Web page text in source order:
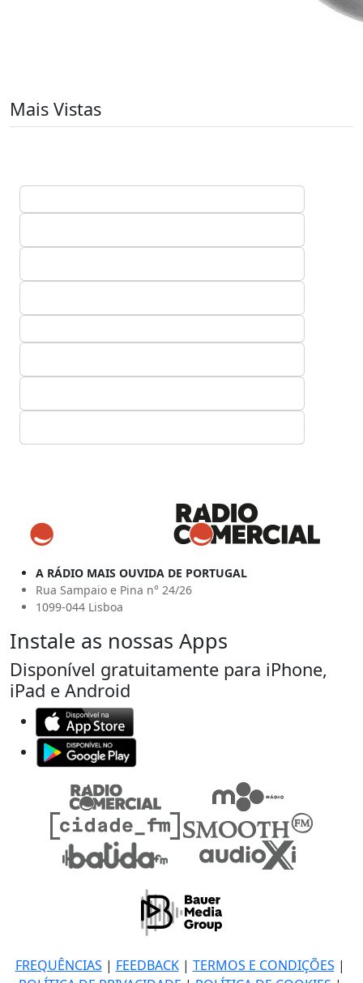
Mais Vistas
A RÁDIO MAIS OUVIDA DE PORTUGAL
Rua Sampaio e Pina n° 24/26
1099-044 Lisboa
Instale as nossas Apps
Disponível gratuitamente para iPhone,
iPad e Android
FREQUÊNCIAS | FEEDBACK| TERMOS E CONDIÇÕES |